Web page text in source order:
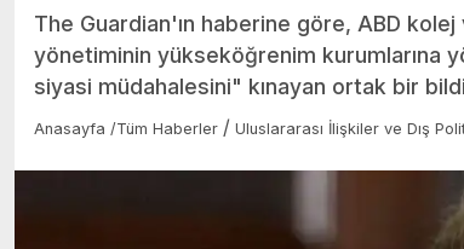
The Guardian'ın haberine göre, ABD
yönetiminin yükseköğrenim kurumlarına
siyasi müdahalesini" kınayan ortak bir
Anasayfa /Tüm Haberler / Uluslararası İlişkiler ve Dış